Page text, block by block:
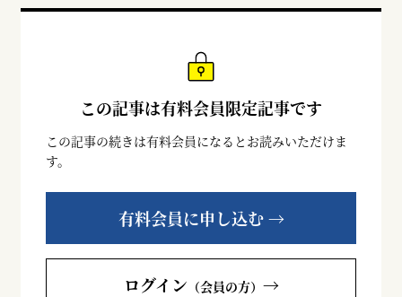
この記事は有料会員限定記事です
この記事の続きは有料会員になるとお読みいただけま
す。
有料会員に申し込む →
ログイン （会員の方） →